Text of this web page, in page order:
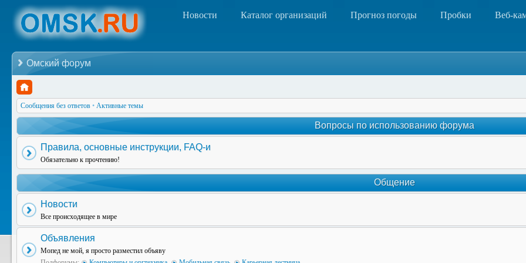
Новости Каталог организаций Прогноз погоды Пробки Веб-
Омский форум
Сообщения без ответов • Активные темы
Вопросы по использованию форума
Правила, основные инструкции, FAQ-и
Обязательно к прочтению!
Общение
Новости
Все происходящее в мире
Объявления
Мопед не мой, я просто разместил объяву